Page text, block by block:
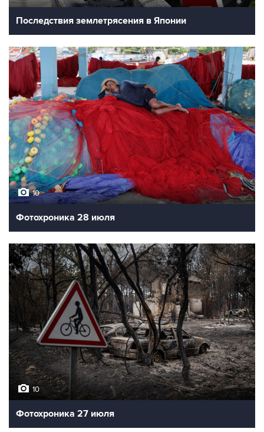
Последствия землетрясения в Японии
10
Фотохроника 28 июля
10
Фотохроника 27 июля